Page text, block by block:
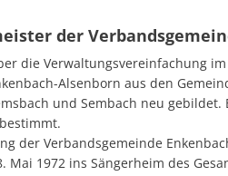
der
die Verwaltungsvereinfachung
Alsenborn aus den
und Sembach neu
der Verbandsgemeinde
1972 ins Sängerheim des